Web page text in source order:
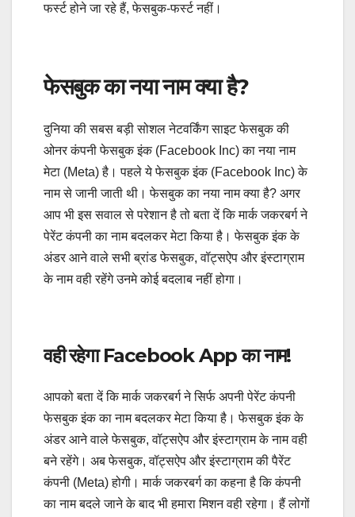
फर्स्ट होने जा रहे हैं, फेसबुक-फर्स्ट नहीं।
फेसबुक का नया नाम क्या है?
दुनिया की सबस बड़ी सोशल नेटवर्किंग साइट फेसबुक की
ओनर कंपनी फेसबुक इंक (Facebook Inc) का नया नाम
मेटा (Meta) है। पहले ये फेसबुक इंक (Facebook Inc) के
नाम से जानी जाती थी। फेसबुक का नया नाम क्या है? अगर
आप भी इस सवाल से परेशान है तो बता दें कि मार्क जकरबर्ग ने
पेरेंट कंपनी का नाम बदलकर मेटा किया है। फेसबुक इंक के
अंडर आने वाले सभी ब्रांड फेसबुक, वॉट्सऐप और इंस्टाग्राम
के नाम वही रहेंगे उनमे कोई बदलाब नहीं होगा।
वही रहेगा Facebook App का नाम!
आपको बता दें कि मार्क जकरबर्ग ने सिर्फ अपनी पेरेंट कंपनी
फेसबुक इंक का नाम बदलकर मेटा किया है। फेसबुक इंक के
अंडर आने वाले फेसबुक, वॉट्सऐप और इंस्टाग्राम के नाम वही
बने रहेंगे। अब फेसबुक, वॉट्सऐप और इंस्टाग्राम की पैरेंट
कंपनी (Meta) होगी। मार्क जकरबर्ग का कहना है कि कंपनी
का नाम बदले जाने के बाद भी हमारा मिशन वही रहेगा। हैं लोगों